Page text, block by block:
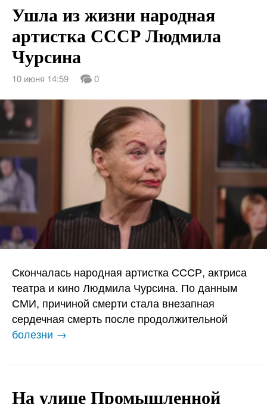
Ушла из жизни народная
артистка СССР Людмила
Чурсина
10 июня 14:59 0
Скончалась народная артистка СССР, актриса
театра и кино Людмила Чурсина. По данным
СМИ, причиной смерти стала внезапная
сердечная смерть после продолжительной
болезни →
На улице Промышленной